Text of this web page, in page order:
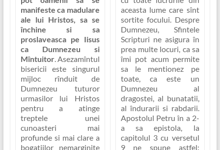
manifeste ca madulare
ale lui Hristos, sa se
închine si sa
proslaveasca pe Iisus
ca Dumnezeu si
Mîntuitor. Asezamîntul
bisericii este singurul
mijloc rînduit de
Dumnezeu tuturor
urmasilor lui Hristos
pentru a atinge
treptele unei
cunoasteri mai
profunde si mai clare a
bogatiilor nemarginite
aceasta lume care sînt
sortite focului. Despre
Dumnezeu, Sfintele
Scripturi ne asigura în
prea multe locuri, ca sa
îmi pot acum permite
sa le mentionez pe
toate, ca este un
Dumnezeu al
dragostei, al bunatatii,
al îndurarii si rabdarii.
Apostolul Petru în a 2-
a sa epistola, la
capitolul 3 cu versetul
9 ne spune astfel: